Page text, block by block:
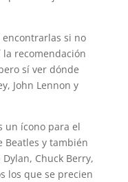
encontrarlas si no
recomendación
sí ver dónde
John Lennon y
un ícono para el
Beatles y también
Chuck Berry,
los que se precien